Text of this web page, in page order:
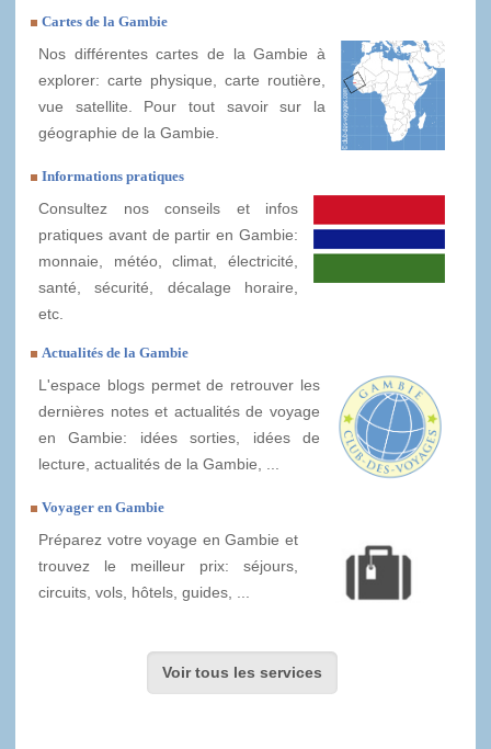
Cartes de la Gambie
Nos différentes cartes de la Gambie à
explorer: carte physique, carte routière,
vue satellite. Pour tout savoir sur la
géographie de la Gambie.
Informations pratiques
Consultez nos conseils et infos
pratiques avant de partir en Gambie:
monnaie, météo, climat, électricité,
santé, sécurité, décalage horaire,
etc.
Actualités de la Gambie
L'espace blogs permet de retrouver les
dernières notes et actualités de voyage
en Gambie: idées sorties, idées de
lecture, actualités de la Gambie, ...
Voyager en Gambie
Préparez votre voyage en Gambie et
trouvez le meilleur prix: séjours,
circuits, vols, hôtels, guides, ...
Voir tous les services